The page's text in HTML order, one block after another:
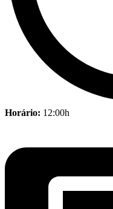
Horário: 12:00h